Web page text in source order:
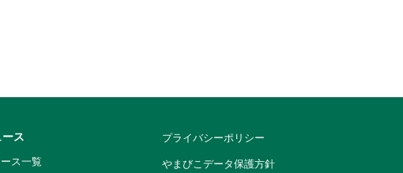
ース
ス一覧
プライバシーポリシー
やまびこデータ保護方針